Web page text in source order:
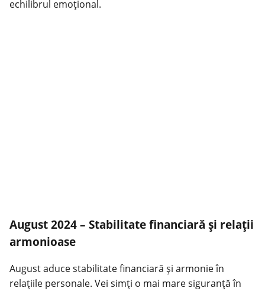
echilibrul emoțional.
August 2024 – Stabilitate financiară și relații
armonioase
August aduce stabilitate financiară și armonie în
relațiile personale. Vei simți o mai mare siguranță în